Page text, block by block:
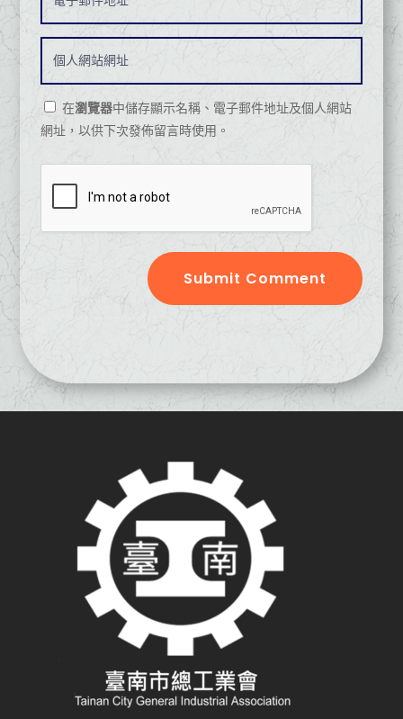
在瀏覽器中儲存顯示名稱、電子郵件地址及個人網站
網址，以供下次發佈留言時使用。
Submit Comment